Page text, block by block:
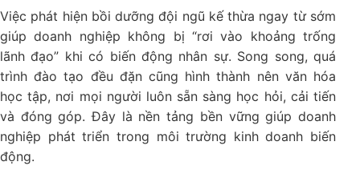
Việc phát hiện bồi dưỡng đội ngũ kế thừa ngay từ sớm
giúp doanh nghiệp không bị “rơi vào khoảng trống
lãnh đạo” khi có biến động nhân sự. Song song, quá
trình đào tạo đều đặn cũng hình thành nên văn hóa
học tập, nơi mọi người luôn sẵn sàng học hỏi, cải tiến
và đóng góp. Đây là nền tảng bền vững giúp doanh
nghiệp phát triển trong môi trường kinh doanh biến
động.